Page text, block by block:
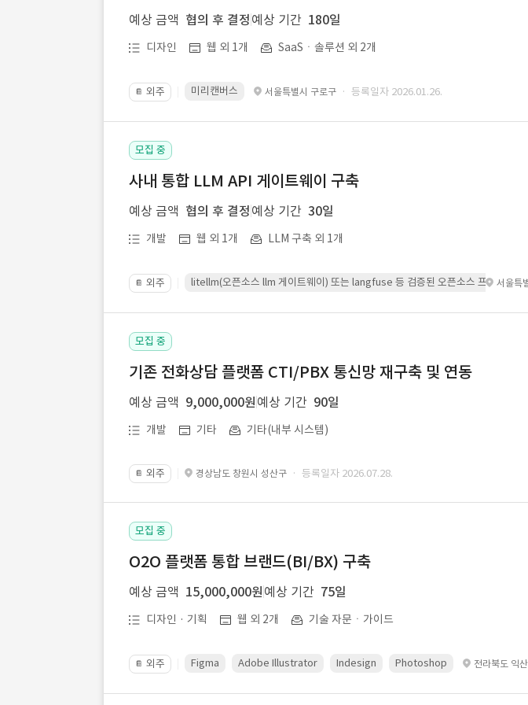
예상 금액 협의 후 결정 예상 기간 180일
디자인 웹 외 1개 SaaSㆍ솔루션 외 2개
📔 외주 미리캔버스 서울특별시 구로구 · 등록일자 2026.01.26.
모집 중
사내 통합 LLM API 게이트웨이 구축
예상 금액 협의 후 결정 예상 기간 30일
개발 웹 외 1개 LLM 구축 외 1개
📔 외주 litellm(오픈소스 llm 게이트웨이) 또는 langfuse 등 검증된 오픈소스 프레임워크
서울특
모집 중
기존 전화상담 플랫폼 CTI/PBX 통신망 재구축 및 연동
예상 금액 9,000,000원 예상 기간 90일
개발 기타 기타(내부 시스템)
📔 외주 경상남도 창원시 성산구 · 등록일자 2026.07.28.
모집 중
O2O 플랫폼 통합 브랜드(BI/BX) 구축
예상 금액 15,000,000원 예상 기간 75일
디자인 · 기획 웹 외 2개 기술 자문ㆍ가이드
📔 외주 Figma Adobe Illustrator Indesign Photoshop 전라북도 익